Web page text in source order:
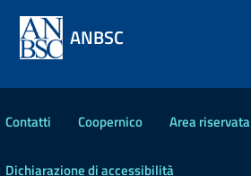
ANBSC
Contatti Coopernico Area riservata
Dichiarazione di accessibilità